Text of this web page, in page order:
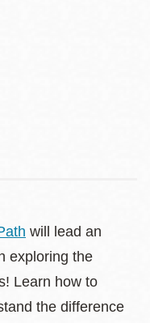
will lead an
exploring the
Learn how to
the difference